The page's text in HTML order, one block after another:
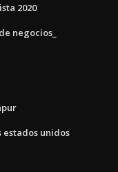
2020
negocios_
unidos